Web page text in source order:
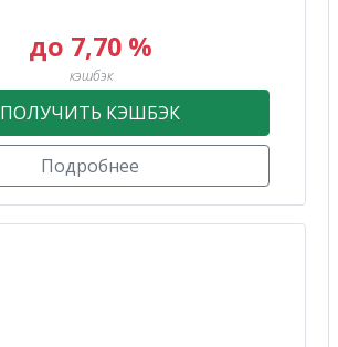
до 7,70 %
кэшбэк
ПОЛУЧИТЬ КЭШБЭК
Подробнее